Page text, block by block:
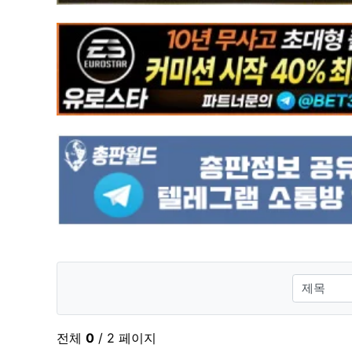
검색대상
전체 0 / 2 페이지